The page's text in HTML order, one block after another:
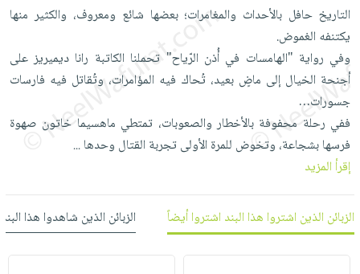
العناية
بالأسنان
الحمية
والتغذية
أدوات
المائدة
الأوعية
والتخزين
أدوات
المطبخ
الأكثر
مبيعاً
العودة
للمدارس
اكسسوارات
كتب
اكسسوارات
منزلية
اكسسوارات
ملابس
شحن
مجاني
بنود
مختارة
اشتراكات
كل
الاشتراكات
صندوق
القراءة
iKitab
بلا
حدود
بحث
متقدم
نيل
وفرات
التاريخ حافل بالأحداث والمغامرات؛ بعضها شائع ومعروف، والكثير منها
يكتنفه الغموض.
وفي رواية "الهامسات في أُذن الرّياح" تحملنا الكاتبة رانا ديميريز على
أجنحة الخيال إلى ماضٍ بعيد، تُحاك فيه المؤامرات، وتُقاتل فيه فارسات
جسورات…
ففي رحلة محفوفة بالأخطار والصعوبات، تمتطي ماهسيما خاتون صهوة
فرسها بشجاعة، وتخوض للمرة الأولى تجربة القتال وحدها...
إقرأ المزيد
الزبائن الذين اشتروا هذا البند اشتروا أيضاً الزبائن الذين شاهدوا هذا